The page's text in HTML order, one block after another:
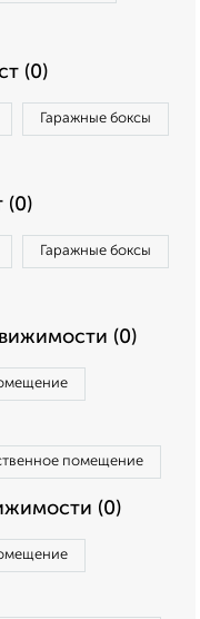
(0)
Гаражные боксы
(0)
Гаражные боксы
(0)
помещение
(0)